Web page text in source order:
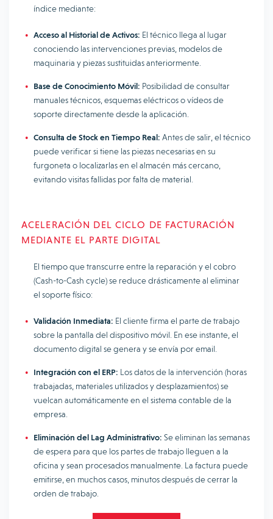
índice mediante:
Acceso al Historial de Activos: El técnico llega al lugar
conociendo las intervenciones previas, modelos de
maquinaria y piezas sustituidas anteriormente.
Base de Conocimiento Móvil: Posibilidad de consultar
manuales técnicos, esquemas eléctricos o vídeos de
soporte directamente desde la aplicación.
Consulta de Stock en Tiempo Real: Antes de salir, el técnico
puede verificar si tiene las piezas necesarias en su
furgoneta o localizarlas en el almacén más cercano,
evitando visitas fallidas por falta de material.
ACELERACIÓN DEL CICLO DE FACTURACIÓN
MEDIANTE EL PARTE DIGITAL
El tiempo que transcurre entre la reparación y el cobro
(Cash-to-Cash cycle) se reduce drásticamente al eliminar
el soporte físico:
Validación Inmediata: El cliente firma el parte de trabajo
sobre la pantalla del dispositivo móvil. En ese instante, el
documento digital se genera y se envía por email.
Integración con el ERP: Los datos de la intervención (horas
trabajadas, materiales utilizados y desplazamientos) se
vuelcan automáticamente en el sistema contable de la
empresa.
Eliminación del Lag Administrativo: Se eliminan las semanas
de espera para que los partes de trabajo lleguen a la
oficina y sean procesados manualmente. La factura puede
emitirse, en muchos casos, minutos después de cerrar la
orden de trabajo.